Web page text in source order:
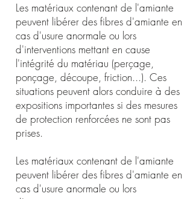
Les matériaux contenant de l'amiante
peuvent libérer des fibres d'amiante en
cas d'usure anormale ou lors
d'interventions mettant en cause
l'intégrité du matériau (perçage,
ponçage, découpe, friction...). Ces
situations peuvent alors conduire à des
expositions importantes si des mesures
de protection renforcées ne sont pas
prises.
Les matériaux contenant de l'amiante
peuvent libérer des fibres d'amiante en
cas d'usure anormale ou lors